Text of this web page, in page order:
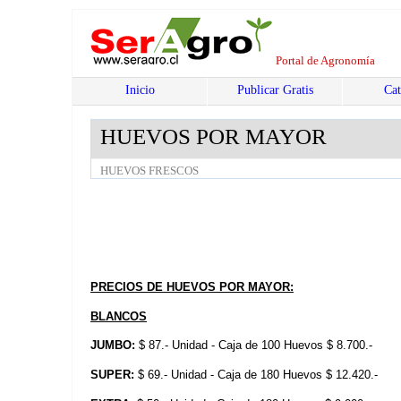
Portal de Agronomía
Inicio Publicar Gratis
HUEVOS POR MAYOR
HUEVOS FRESCOS
PRECIOS DE HUEVOS POR MAYOR:
BLANCOS
JUMBO: $ 87.- Unidad - Caja de 100 Huevos $ 8.700.-
SUPER: $ 69.- Unidad - Caja de 180 Huevos $ 12.420.-